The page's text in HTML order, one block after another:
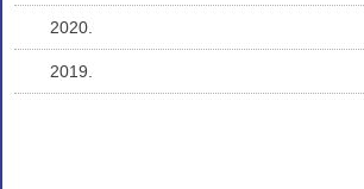
2020.
2019.